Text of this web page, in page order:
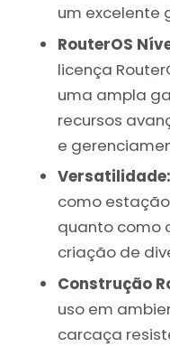
um excelente
RouterOS
licença
uma ampla
recursos
e
Versatilidade:
como
quanto como
criação de
Construção
uso em
carcaça